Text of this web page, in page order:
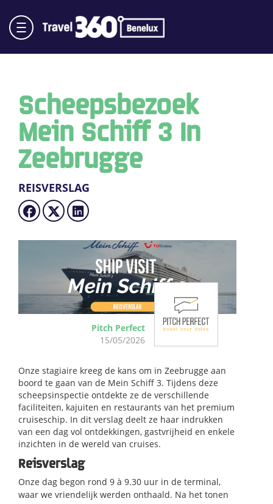
Scheepsbezoek
Mein Schiff 3 In
Zeebrugge
REISVERSLAG
Pitch Perfect
15/05/2026
Onze stagiaire kreeg de kans om in Zeebrugge aan
boord te gaan van de Mein Schiff 3. Tijdens deze
scheepsinspectie ontdekte ze de verschillende
faciliteiten, kajuiten en restaurants van het premium
cruiseschip. In dit verslag deelt ze haar indrukken
van een dag vol ontdekkingen, gastvrijheid en enkele
inzichten in de wereld van cruises.
Reisverslag
Onze dag begon rond 9 à 9.30 uur in de terminal,
waar we vriendelijk werden onthaald. Na het tonen